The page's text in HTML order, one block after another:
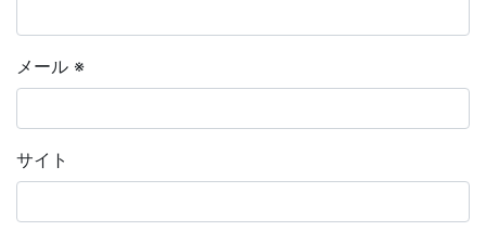
メール ※
サイト